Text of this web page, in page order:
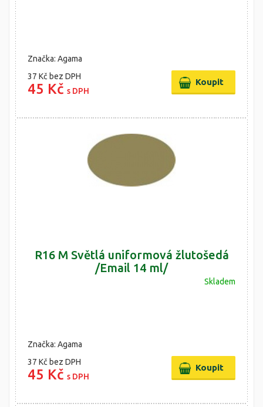
Značka: Agama
37 Kč bez DPH
45 Kč s DPH
R16 M Světlá uniformová žlutošedá
/Email 14 ml/
Skladem
Značka: Agama
37 Kč bez DPH
45 Kč s DPH